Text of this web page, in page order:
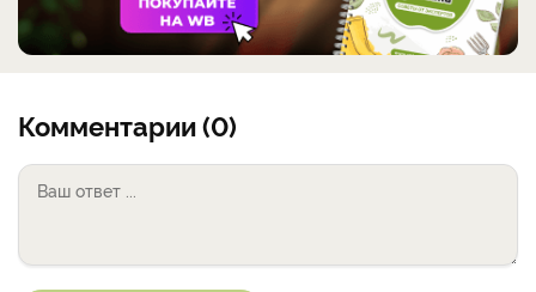
Комментарии (0)